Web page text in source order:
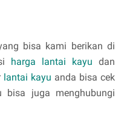
bisa kami berikan di
harga lantai kayu dan
lantai kayu anda bisa cek
juga menghubungi